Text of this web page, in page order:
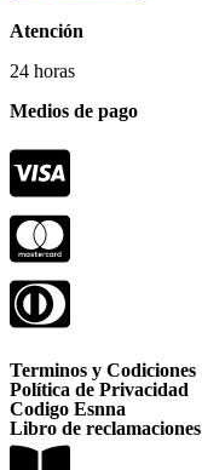
Atención
24 horas
Medios de pago
Terminos y Codiciones
Política de Privacidad
Codigo Esnna
Libro de reclamaciones